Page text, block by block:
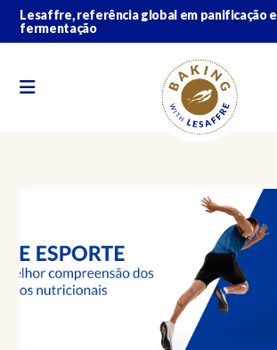
Lesaffre, referência global em panificação e
fermentação